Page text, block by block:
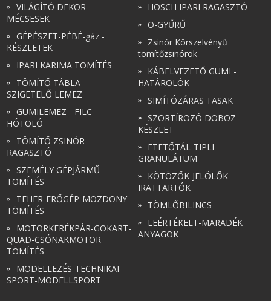
VILÁGÍTÓ DEKOR -
MÉCSESEK
GÉPÉSZET-PÉBÉ-gáz -
KÉSZLETEK
IPARI KARIMA TÖMÍTÉS
TÖMÍTŐ TÁBLA -
SZIGETELŐ LEMEZ
GUMILEMEZ - FILC -
HÓTOLÓ
TÖMÍTŐ ZSINÓR -
RAGASZTÓ
SZEMÉLY GÉPJÁRMŰ
TÖMÍTÉS
TEHER-ERŐGÉP-MOZDONY
TÖMÍTÉS
MOTORKERÉKPÁR-GOKART-
QUAD-CSÓNAKMOTOR
TÖMÍTÉS
MODELLEZÉS-TECHNIKAI
SPORT-MODELLSPORT
HOSCH IPARI RAGASZTÓ
O-GYŰRŰ
Zsinór Körszelvényű
tömítőzsinórok
KÁBELVEZETŐ GUMI -
HATÁROLÓK
SIMÍTÓZÁRAS TASAK
SZORTÍROZÓ DOBOZ-
KÉSZLET
ETETŐTÁL-TIPLI-
GRANULÁTUM
KÖTÖZŐK-JELÖLŐK-
IRATTARTÓK
TÖMLŐBILINCS
LEÉRTÉKELT-MARADÉK
ANYAGOK